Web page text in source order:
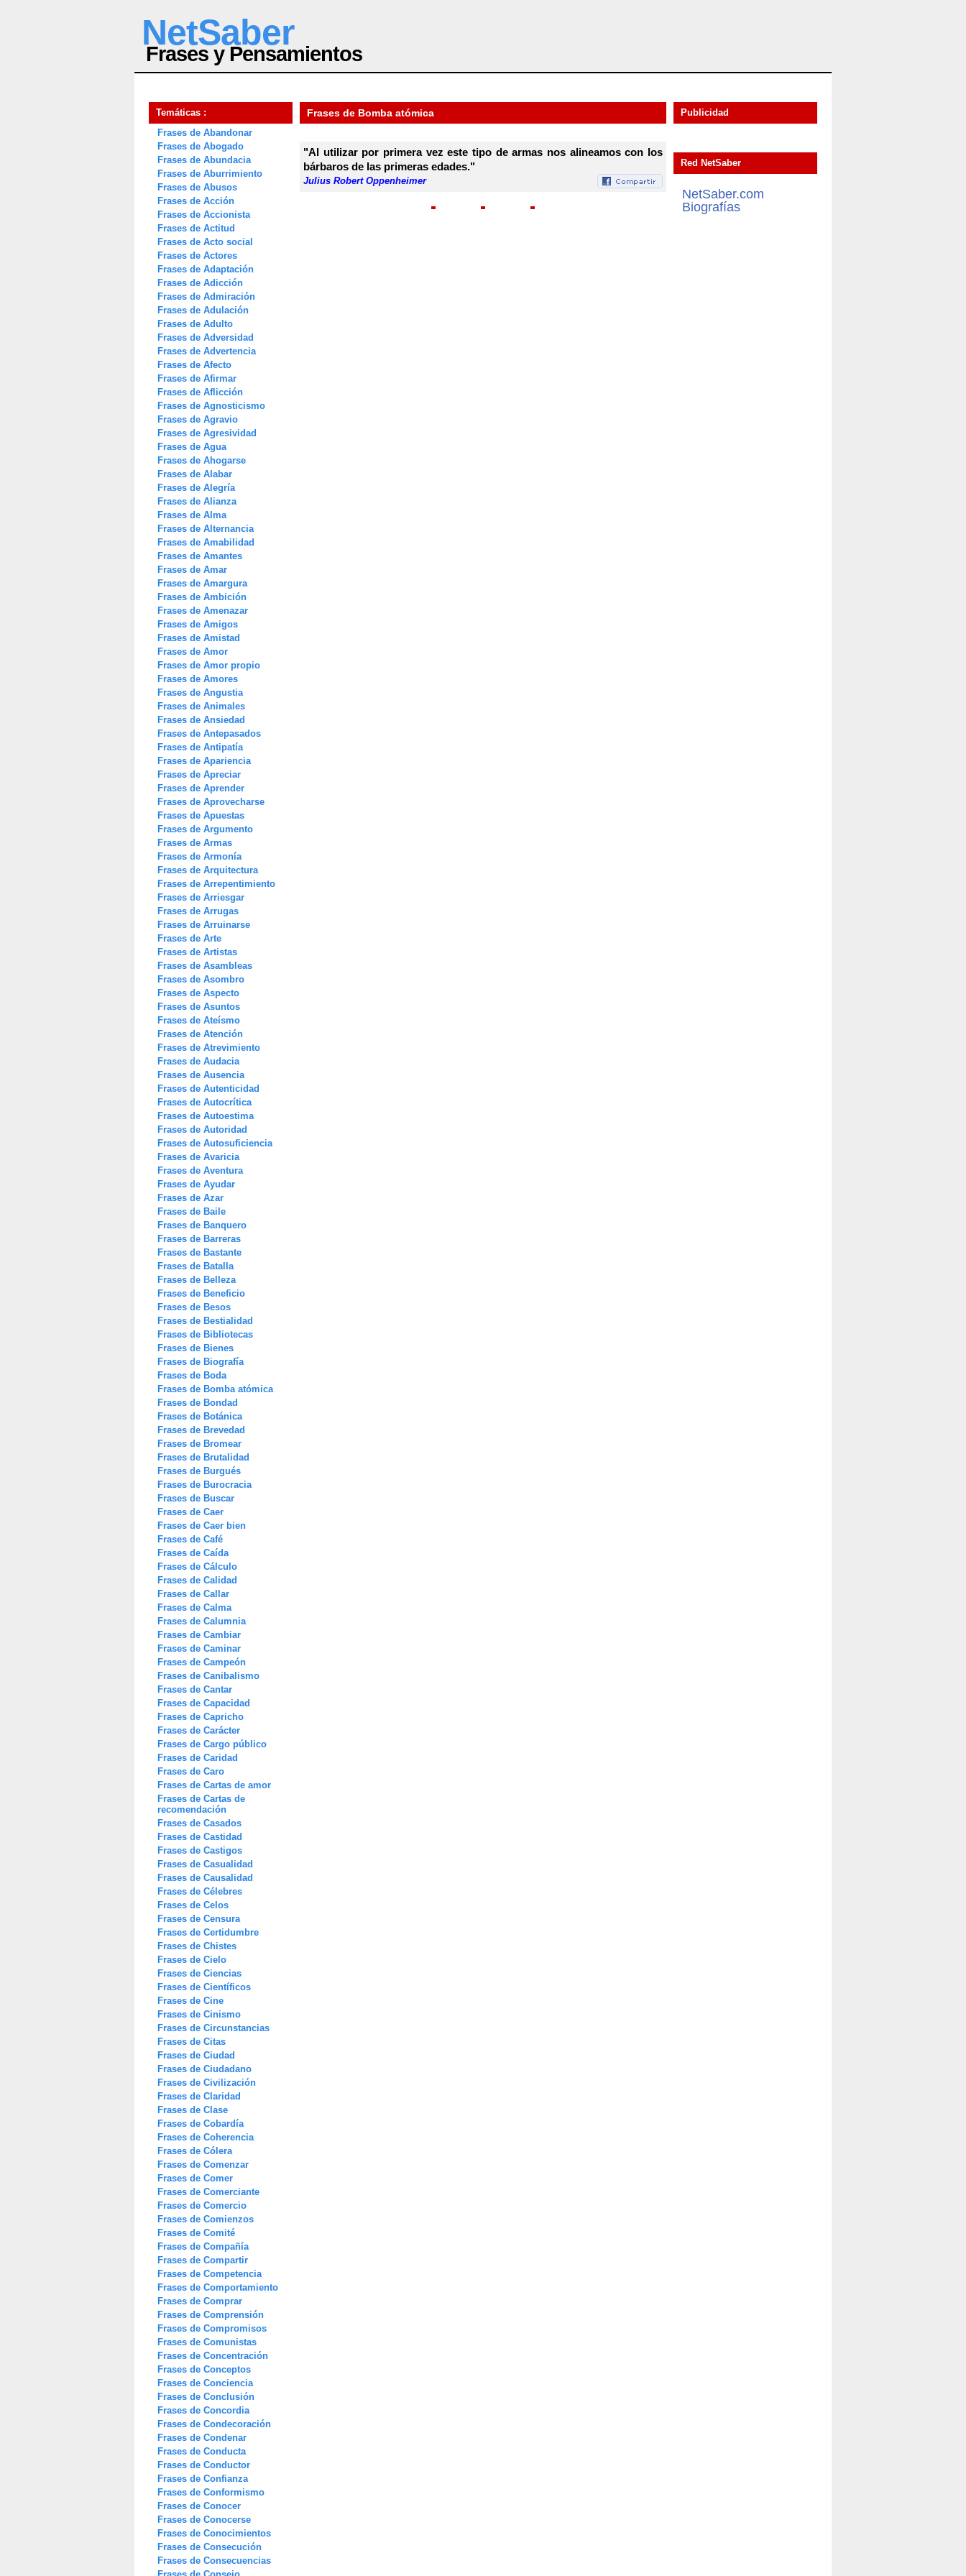
NetSaber
Frases y Pensamientos
Temáticas :
Frases de Abandonar
Frases de Abogado
Frases de Abundacia
Frases de Aburrimiento
Frases de Abusos
Frases de Acción
Frases de Accionista
Frases de Actitud
Frases de Acto social
Frases de Actores
Frases de Adaptación
Frases de Adicción
Frases de Admiración
Frases de Adulación
Frases de Adulto
Frases de Adversidad
Frases de Advertencia
Frases de Afecto
Frases de Afirmar
Frases de Aflicción
Frases de Agnosticismo
Frases de Agravio
Frases de Agresividad
Frases de Agua
Frases de Ahogarse
Frases de Alabar
Frases de Alegría
Frases de Alianza
Frases de Alma
Frases de Alternancia
Frases de Amabilidad
Frases de Amantes
Frases de Amar
Frases de Amargura
Frases de Ambición
Frases de Amenazar
Frases de Amigos
Frases de Amistad
Frases de Amor
Frases de Amor propio
Frases de Amores
Frases de Angustia
Frases de Animales
Frases de Ansiedad
Frases de Antepasados
Frases de Antipatía
Frases de Apariencia
Frases de Apreciar
Frases de Aprender
Frases de Aprovecharse
Frases de Apuestas
Frases de Argumento
Frases de Armas
Frases de Armonía
Frases de Arquitectura
Frases de Arrepentimiento
Frases de Arriesgar
Frases de Arrugas
Frases de Arruinarse
Frases de Arte
Frases de Artistas
Frases de Asambleas
Frases de Asombro
Frases de Aspecto
Frases de Asuntos
Frases de Ateísmo
Frases de Atención
Frases de Atrevimiento
Frases de Audacia
Frases de Ausencia
Frases de Autenticidad
Frases de Autocrítica
Frases de Autoestima
Frases de Autoridad
Frases de Autosuficiencia
Frases de Avaricia
Frases de Aventura
Frases de Ayudar
Frases de Azar
Frases de Baile
Frases de Banquero
Frases de Barreras
Frases de Bastante
Frases de Batalla
Frases de Belleza
Frases de Beneficio
Frases de Besos
Frases de Bestialidad
Frases de Bibliotecas
Frases de Bienes
Frases de Biografía
Frases de Boda
Frases de Bomba atómica
Frases de Bondad
Frases de Botánica
Frases de Brevedad
Frases de Bromear
Frases de Brutalidad
Frases de Burgués
Frases de Burocracia
Frases de Buscar
Frases de Caer
Frases de Caer bien
Frases de Café
Frases de Caída
Frases de Cálculo
Frases de Calidad
Frases de Callar
Frases de Calma
Frases de Calumnia
Frases de Cambiar
Frases de Caminar
Frases de Campeón
Frases de Canibalismo
Frases de Cantar
Frases de Capacidad
Frases de Capricho
Frases de Carácter
Frases de Cargo público
Frases de Caridad
Frases de Caro
Frases de Cartas de amor
Frases de Cartas de
recomendación
Frases de Casados
Frases de Castidad
Frases de Castigos
Frases de Casualidad
Frases de Causalidad
Frases de Célebres
Frases de Celos
Frases de Censura
Frases de Certidumbre
Frases de Chistes
Frases de Cielo
Frases de Ciencias
Frases de Científicos
Frases de Cine
Frases de Cinismo
Frases de Circunstancias
Frases de Citas
Frases de Ciudad
Frases de Ciudadano
Frases de Civilización
Frases de Claridad
Frases de Clase
Frases de Cobardía
Frases de Coherencia
Frases de Cólera
Frases de Comenzar
Frases de Comer
Frases de Comerciante
Frases de Comercio
Frases de Comienzos
Frases de Comité
Frases de Compañía
Frases de Compartir
Frases de Competencia
Frases de Comportamiento
Frases de Comprar
Frases de Comprensión
Frases de Compromisos
Frases de Comunistas
Frases de Concentración
Frases de Conceptos
Frases de Conciencia
Frases de Conclusión
Frases de Concordia
Frases de Condecoración
Frases de Condenar
Frases de Conducta
Frases de Conductor
Frases de Confianza
Frases de Conformismo
Frases de Conocer
Frases de Conocerse
Frases de Conocimientos
Frases de Consecución
Frases de Consecuencias
Frases de Bomba atómica
"Al utilizar por primera vez este tipo de armas nos alineamos con los
bárbaros de las primeras edades."
Julius Robert Oppenheimer
Publicidad
Red NetSaber
NetSaber.com
Biografías